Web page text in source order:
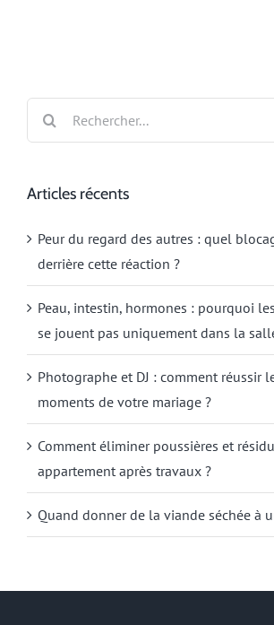
Rechercher:
Articles récents
Peur du regard des autres : quel
derrière cette réaction ?
Peau, intestin, hormones : pourquoi
se jouent pas uniquement dans la
Photographe et DJ : comment réussir
moments de votre mariage ?
Comment éliminer poussières et
appartement après travaux ?
Quand donner de la viande séchée à